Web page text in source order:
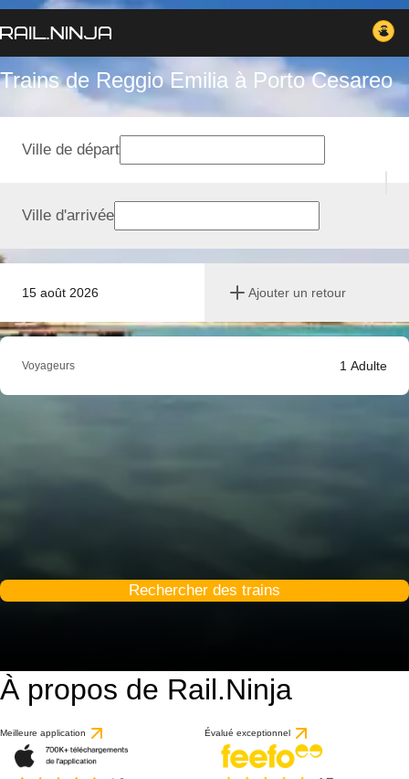
Trains de Reggio Emilia à Porto Cesareo
15 août 2026 Ajouter un retour
Ville de départ
Ville d'arrivée
Voyageurs 1 Adulte
Rechercher des trains
À propos de Rail.Ninja
Meilleure application Évalué exceptionnel